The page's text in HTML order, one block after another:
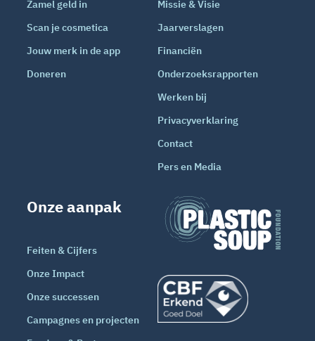
Zamel geld in
Scan je cosmetica
Jouw merk in de app
Doneren
Missie & Visie
Jaarverslagen
Financiën
Onderzoeksrapporten
Werken bij
Privacyverklaring
Contact
Pers en Media
Onze aanpak
Feiten & Cijfers
Onze Impact
Onze successen
Campagnes en projecten